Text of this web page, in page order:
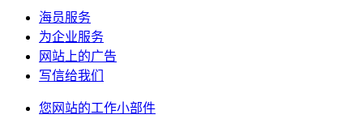
海员服务
为企业服务
网站上的广告
写信给我们
您网站的工作小部件